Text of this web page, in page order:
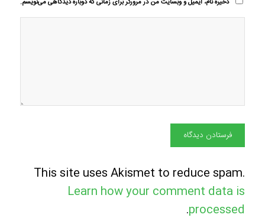
ذخیره نام، ایمیل و وبسایت من در مرورگر برای زمانی که دوباره دیدگاهی می‌نویسم.
This site uses Akismet to reduce spam.
Learn how your comment data is
processed
.